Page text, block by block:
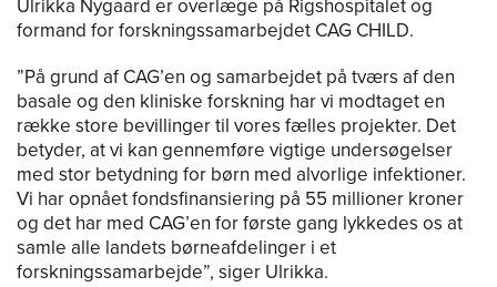
Ulrikka Nygaard er overlæge på Rigshospitalet og
formand for forskningssamarbejdet CAG CHILD.
”På grund af CAG’en og samarbejdet på tværs af den
basale og den kliniske forskning har vi modtaget en
række store bevillinger til vores fælles projekter. Det
betyder, at vi kan gennemføre vigtige undersøgelser
med stor betydning for børn med alvorlige infektioner.
Vi har opnået fondsfinansiering på 55 millioner kroner
og det har med CAG’en for første gang lykkedes os at
samle alle landets børneafdelinger i et
forskningssamarbejde”, siger Ulrikka.